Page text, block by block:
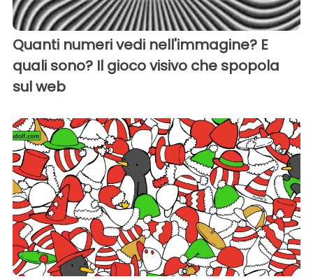
Quanti numeri vedi nell'immagine? E
quali sono? Il gioco visivo che spopola
sul web